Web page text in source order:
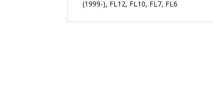
(1999-), FL12, FL10, FL7, FL6